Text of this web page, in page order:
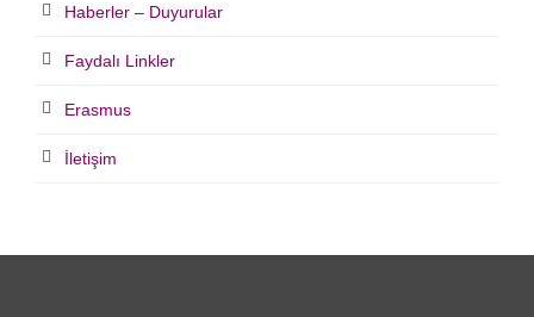
Haberler – Duyurular
Faydalı Linkler
Erasmus
İletişim